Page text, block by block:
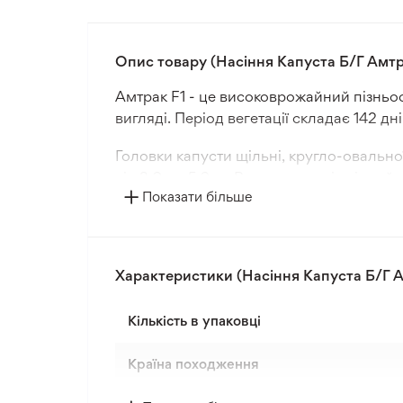
Опис товару (Насіння Капуста Б/Г
Амтрак F1 - це високоврожайний
вигляді. Період вегетації складає 142
Головки капусти щільні, кругло-
Даний гібрид показує відмінні
Показати більше
Характеристики (Насіння Капуста Б/Г
Кількість в упаковці
Країна походження